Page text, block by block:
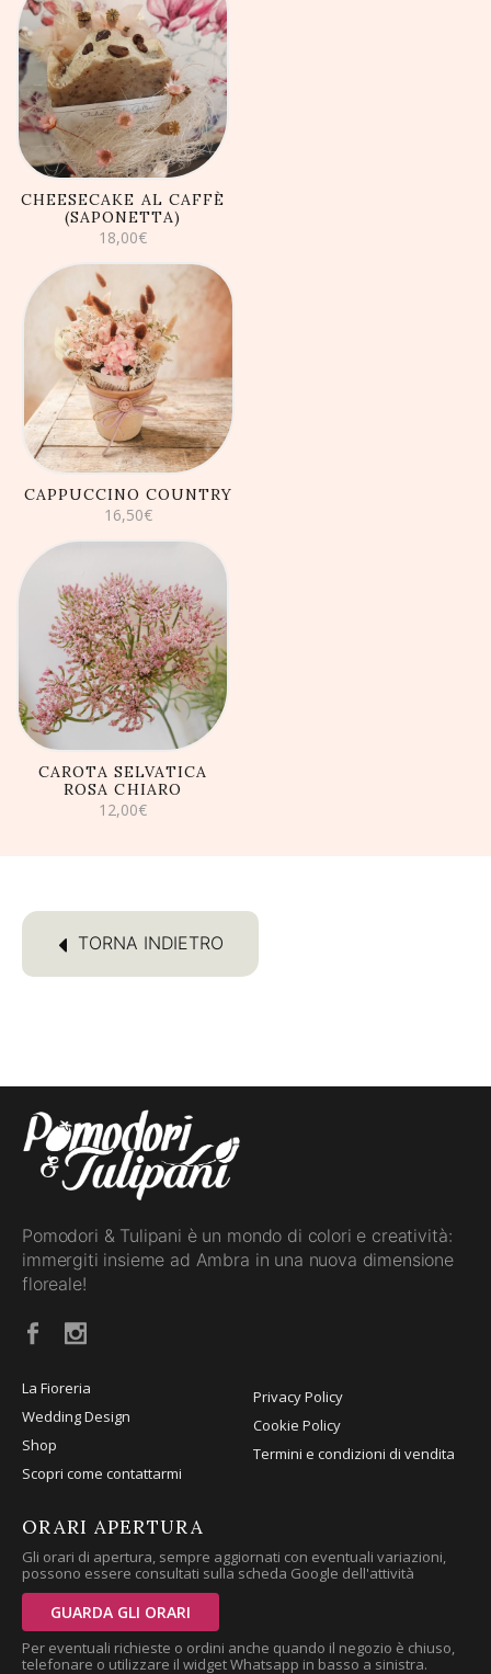
AGGIUNGI AL
CARRELLO
CHEESECAKE AL CAFFÈ
(SAPONETTA)
18,00€
AGGIUNGI AL
CARRELLO
CAPPUCCINO COUNTRY
16,50€
AGGIUNGI AL
CARRELLO
CAROTA SELVATICA
ROSA CHIARO
12,00€
TORNA INDIETRO
Pomodori & Tulipani è un mondo di colori e creatività:
immergiti insieme ad Ambra in una nuova dimensione
floreale!
La Fioreria
Wedding Design
Shop
Scopri come contattarmi
Privacy Policy
Cookie Policy
Termini e condizioni di vendita
ORARI APERTURA
Gli orari di apertura, sempre aggiornati con eventuali variazioni,
possono essere consultati sulla scheda Google dell'attività
GUARDA GLI ORARI
Per eventuali richieste o ordini anche quando il negozio è chiuso,
telefonare o utilizzare il widget Whatsapp in basso a sinistra.